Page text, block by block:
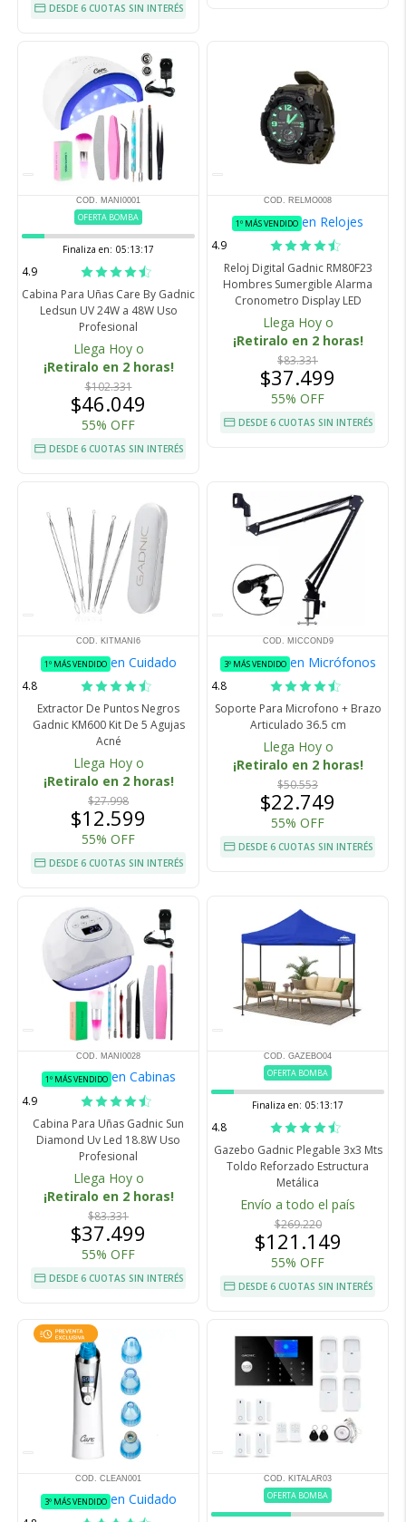
DESDE 6 CUOTAS SIN INTERÉS
COD. MANI0001
OFERTA BOMBA
Finaliza en: 05:13:16
4.9
Cabina Para Uñas Care By Gadnic
Ledsun UV 24W a 48W Uso
Profesional
Llega Hoy o
¡Retiralo en 2 horas!
$102.331
$46.049
55% OFF
DESDE 6 CUOTAS SIN INTERÉS
COD. RELMO008
1º MÁS VENDIDO en Relojes
4.9
Reloj Digital Gadnic RM80F23
Hombres Sumergible Alarma
Cronometro Display LED
Llega Hoy o
¡Retiralo en 2 horas!
$83.331
$37.499
55% OFF
DESDE 6 CUOTAS SIN INTERÉS
COD. KITMANI6
1º MÁS VENDIDO en Cuidado
4.8
Extractor De Puntos Negros
Gadnic KM600 Kit De 5 Agujas
Acné
Llega Hoy o
¡Retiralo en 2 horas!
$27.998
$12.599
55% OFF
DESDE 6 CUOTAS SIN INTERÉS
COD. MICCOND9
3º MÁS VENDIDO en Micrófonos
4.8
Soporte Para Microfono + Brazo
Articulado 36.5 cm
Llega Hoy o
¡Retiralo en 2 horas!
$50.553
$22.749
55% OFF
DESDE 6 CUOTAS SIN INTERÉS
COD. MANI0028
1º MÁS VENDIDO en Cabinas
4.9
Cabina Para Uñas Gadnic Sun
Diamond Uv Led 18.8W Uso
Profesional
Llega Hoy o
¡Retiralo en 2 horas!
$83.331
$37.499
55% OFF
DESDE 6 CUOTAS SIN INTERÉS
COD. GAZEBO04
OFERTA BOMBA
Finaliza en: 05:13:16
4.8
Gazebo Gadnic Plegable 3x3 Mts
Toldo Reforzado Estructura
Metálica
Envío a todo el país
$269.220
$121.149
55% OFF
DESDE 6 CUOTAS SIN INTERÉS
COD. CLEAN001
3º MÁS VENDIDO en Cuidado
COD. KITALAR03
OFERTA BOMBA